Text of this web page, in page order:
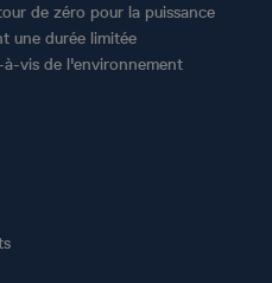
de zéro pour la puissance
une durée limitée
vis de l'environnement